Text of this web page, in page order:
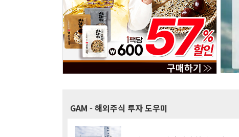
GAM - 해외주식 투자 도우미